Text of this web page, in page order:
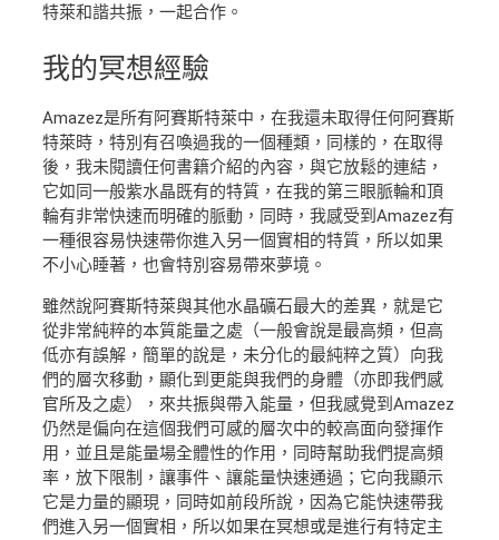
特萊和諧共振，一起合作。
我的冥想經驗
Amazez是所有阿賽斯特萊中，在我還未取得任何阿賽斯
特萊時，特別有召喚過我的一個種類，同樣的，在取得
後，我未閱讀任何書籍介紹的內容，與它放鬆的連結，
它如同一般紫水晶既有的特質，在我的第三眼脈輪和頂
輪有非常快速而明確的脈動，同時，我感受到Amazez有
一種很容易快速帶你進入另一個實相的特質，所以如果
不小心睡著，也會特別容易帶來夢境。
雖然說阿賽斯特萊與其他水晶礦石最大的差異，就是它
從非常純粹的本質能量之處（一般會說是最高頻，但高
低亦有誤解，簡單的說是，未分化的最純粹之質）向我
們的層次移動，顯化到更能與我們的身體（亦即我們感
官所及之處），來共振與帶入能量，但我感覺到Amazez
仍然是偏向在這個我們可感的層次中的較高面向發揮作
用，並且是能量場全體性的作用，同時幫助我們提高頻
率，放下限制，讓事件、讓能量快速通過；它向我顯示
它是力量的顯現，同時如前段所說，因為它能快速帶我
們進入另一個實相，所以如果在冥想或是進行有特定主